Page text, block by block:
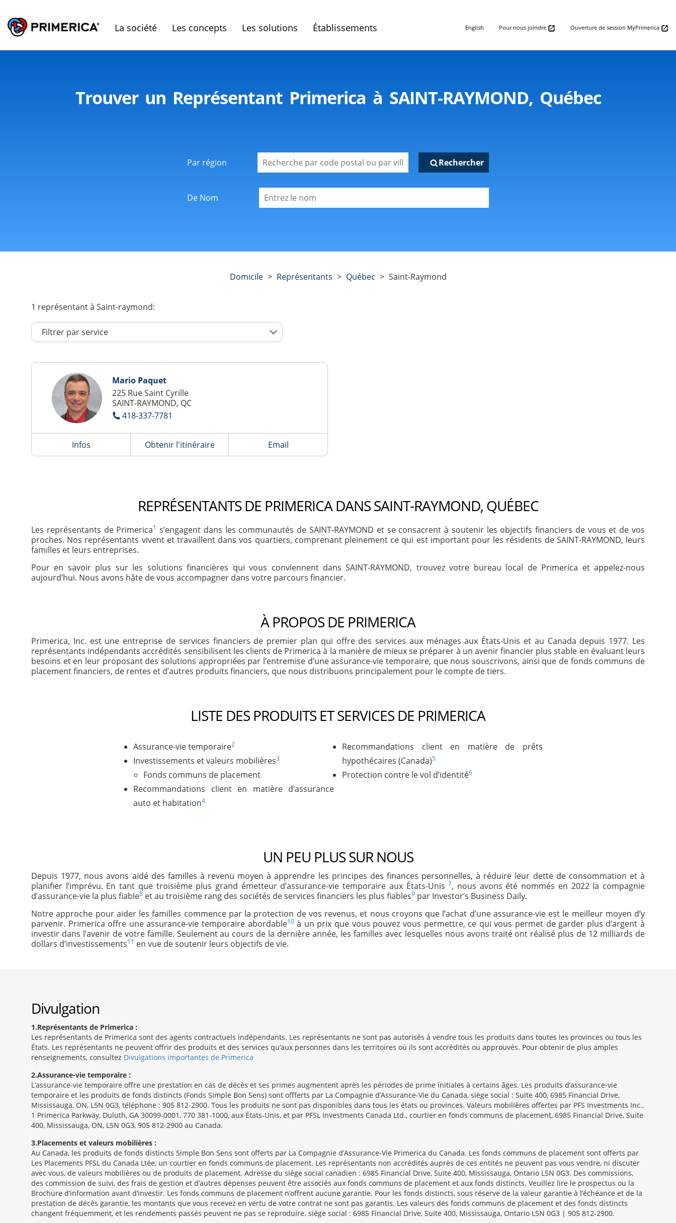
La société Les concepts Les solutions Établissements English Pour nous joindre Ouverture de session MyPrimerica
Trouver un Représentant Primerica à SAINT-RAYMOND, Québec
Par région Rechercher
De Nom
Domicile> Représentants > Québec > Saint-Raymond
1 représentantà Saint-raymond:
Mario Paquet
225 Rue Saint Cyrille
SAINT-RAYMOND, QC
418-337-7781
Infos Obtenir l'itinéraire Email
REPRÉSENTANTS DE PRIMERICA DANS SAINT-RAYMOND, QUÉBEC
Les représentants de Primerica1 s’engagent dans les communautés de SAINT-RAYMOND et se consacrent à soutenir les objectifs financiers de vous et de vos
proches. Nos représentants vivent et travaillent dans vos quartiers, comprenant pleinement ce qui est important pour les résidents de SAINT-RAYMOND, leurs
familles et leurs entreprises.
Pour en savoir plus sur les solutions financières qui vous conviennent dans SAINT-RAYMOND, trouvez votre bureau local de Primerica et appelez-nous
aujourd’hui. Nous avons hâte de vous accompagner dans votre parcours financier.
À PROPOS DE PRIMERICA
Primerica, Inc. est une entreprise de services financiers de premier plan qui offre des services aux ménages aux États-Unis et au Canada depuis 1977. Les
représentants indépendants accrédités sensibilisent les clients de Primerica à la manière de mieux se préparer à un avenir financier plus stable en évaluant leurs
besoins et en leur proposant des solutions appropriées par l’entremise d’une assurance-vie temporaire, que nous souscrivons, ainsi que de fonds communs de
placement financiers, de rentes et d’autres produits financiers, que nous distribuons principalement pour le compte de tiers.
LISTE DES PRODUITS ET SERVICES DE PRIMERICA
Assurance-vie temporaire2
Investissements et valeurs mobilières3
Fonds communs de placement
Recommandations client en matière d’assurance
auto et habitation4
Recommandations client en matière de prêts
hypothécaires (Canada)5
Protection contre le vol d’identité6
UN PEU PLUS SUR NOUS
Depuis 1977, nous avons aidé des familles à revenu moyen à apprendre les principes des finances personnelles, à réduire leur dette de consommation et à
planifier l’imprévu. En tant que troisième plus grand émetteur d’assurance-vie temporaire aux États-Unis 7, nous avons été nommés en 2022 la compagnie
d’assurance-vie la plus fiable8 et au troisième rang des sociétés de services financiers les plus fiables9 par Investor’s Business Daily.
Notre approche pour aider les familles commence par la protection de vos revenus, et nous croyons que l’achat d’une assurance-vie est le meilleur moyen d’y
parvenir. Primerica offre une assurance-vie temporaire abordable10à un prix que vous pouvez vous permettre, ce qui vous permet de garder plus d’argent à
investir dans l’avenir de votre famille. Seulement au cours de la dernière année, les familles avec lesquelles nous avons traité ont réalisé plus de 12 milliards de
dollars d’investissements11 en vue de soutenir leurs objectifs de vie.
Divulgation
1 Représentants de Primerica :
Les représentants de Primerica sont des agents contractuels indépendants. Les représentants ne sont pas autorisés à vendre tous les produits dans toutes les provinces ou tous les
États. Les représentants ne peuvent offrir des produits et des services qu’aux personnes dans les territoires où ils sont accrédités ou approuvés. Pour obtenir de plus amples
renseignements, consultez Divulgations importantes de Primerica
2 Assurance-vie temporaire :
L’assurance-vie temporaire offre une prestation en cas de décès et ses primes augmentent après les périodes de prime initiales à certains âges. Les produits d’assurance-vie
temporaire et les produits de fonds distincts (Fonds Simple Bon Sens) sont offferts par La Compagnie d’Assurance-Vie du Canada, siège social : Suite 400, 6985 Financial Drive,
Mississauga, ON, L5N 0G3, téléphone : 905 812-2900. Tous les produits ne sont pas disponibles dans tous les états ou provinces. Valeurs mobilières offertes par PFS Investments Inc.,
1 Primerica Parkway, Duluth, GA 30099-0001, 770 381-1000, aux États-Unis, et par PFSL Investments Canada Ltd., courtier en fonds communs de placement, 6985 Financial Drive, Suite
400, Mississauga, ON, L5N 0G3, 905 812-2900 au Canada.
3 Placements et valeurs mobilières :
Au Canada, les produits de fonds distincts Simple Bon Sens sont offerts par La Compagnie d’Assurance-Vie Primerica du Canada. Les fonds communs de placement sont offerts par
Les Placements PFSL du Canada Ltée, un courtier en fonds communs de placement. Les représentants non accrédités auprès de ces entités ne peuvent pas vous vendre, ni discuter
avec vous, de valeurs mobilières ou de produits de placement. Adresse du siège social canadien : 6985 Financial Drive, Suite 400, Mississauga, Ontario L5N 0G3. Des commissions,
des commission de suivi, des frais de gestion et d’autres dépenses peuvent être associés aux fonds communs de placement et aux fonds distincts. Veuillez lire le prospectus ou la
Brochure d’information avant d’investir. Les fonds communs de placement n’offrent aucune garantie. Pour les fonds distincts, sous réserve de la valeur garantie à l’échéance et de la
prestation de décès garantie, les montants que vous recevez en vertu de votre contrat ne sont pas garantis. Les valeurs des fonds communs de placement et des fonds distincts
changent fréquemment, et les rendements passés peuvent ne pas se reproduire. siège social : 6985 Financial Drive, Suite 400, Mississauga, Ontario L5N 0G3 | 905 812-2900.